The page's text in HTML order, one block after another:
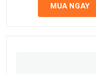
MUA NGAY